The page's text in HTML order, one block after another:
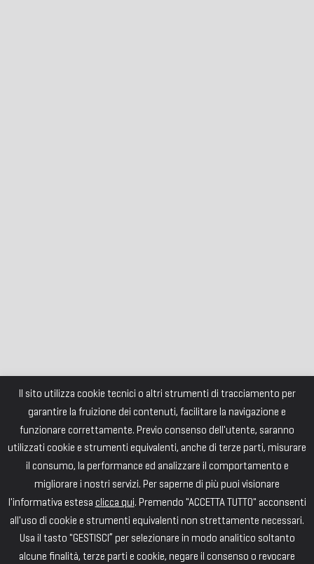
Il sito utilizza cookie tecnici o altri strumenti di tracciamento per
garantire la fruizione dei contenuti, facilitare la navigazione e
funzionare correttamente. Previo consenso dell'utente, saranno
utilizzati cookie e strumenti equivalenti, anche di terze parti, misurare
il consumo, la performance ed analizzare il comportamento e
migliorare i nostri servizi. Per saperne di più puoi visionare
l'informativa estesa clicca qui. Premendo "ACCETTA TUTTO" acconsenti
all'uso di cookie e strumenti equivalenti non strettamente necessari.
Usa il tasto "GESTISCI” per selezionare in modo analitico soltanto
alcune finalità, terze parti e cookie, negare il consenso o revocare